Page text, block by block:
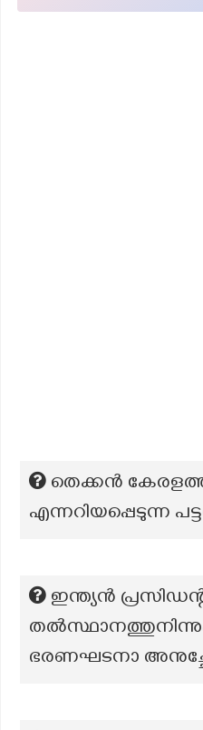
തെക്കൻ
എന്നറിയപ്പെടുന്ന
ഇന്ത്യൻ
ഭരണഘടനാ